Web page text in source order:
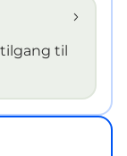
tilgang til